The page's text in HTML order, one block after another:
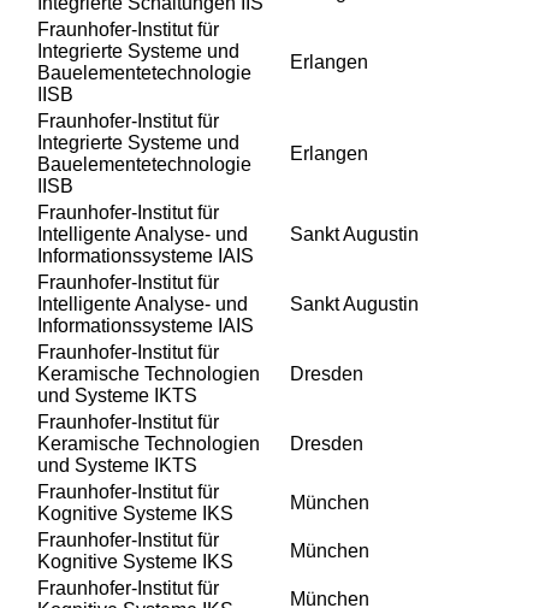
Fraunhofer-Institut für
Integrierte Systeme und
Bauelementetechnologie
IISB
Erlangen
Fraunhofer-Institut für
Integrierte Systeme und
Bauelementetechnologie
IISB
Erlangen
Fraunhofer-Institut für
Intelligente Analyse- und
Informationssysteme IAIS
Sankt Augustin
Fraunhofer-Institut für
Intelligente Analyse- und
Informationssysteme IAIS
Sankt Augustin
Fraunhofer-Institut für
Keramische Technologien
und Systeme IKTS
Dresden
Fraunhofer-Institut für
Keramische Technologien
und Systeme IKTS
Dresden
Fraunhofer-Institut für
Kognitive Systeme IKS
München
Fraunhofer-Institut für
Kognitive Systeme IKS
München
Fraunhofer-Institut für
München